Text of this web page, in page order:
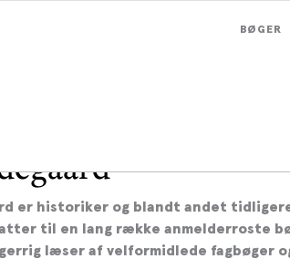
BØGER
er historiker og blandt andet
til en lang række anmelderroste
læser af velformidlede fagbøger